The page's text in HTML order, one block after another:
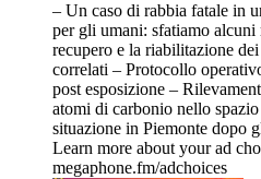
– Un caso di rabbia fatale in
per gli umani: sfatiamo
recupero e la riabilitazione
correlati – Protocollo
post esposizione –
atomi di carbonio nello
situazione in Piemonte dopo
Learn more about your ad
megaphone.fm/adchoices